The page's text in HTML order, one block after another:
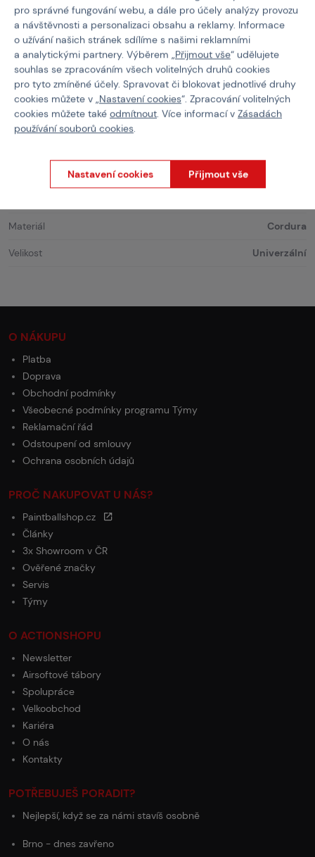
Chestrigy / Řemení Helikon-Tex
Nosný systém
Training Mini Rig (TMR)®
Vlastnosti
Kód produktu 103532
Materiál Cordura
Velikost Univerzální
O NÁKUPU
Platba
Doprava
Obchodní podmínky
Všeobecné podmínky programu Týmy
Reklamační řád
Odstoupení od smlouvy
Ochrana osobních údajů
PROČ NAKUPOVAT U NÁS?
Paintballshop.cz
Články
3x Showroom v ČR
Ověřené značky
Servis
Týmy
O ACTIONSHOPU
Newsletter
Airsoftové tábory
Spolupráce
Velkoobchod
Kariéra
O nás
Kontakty
POTŘEBUJEŠ PORADIT?
Nejlepší, když se za námi stavíš osobně
Brno - dnes zavřeno
pro správné fungování webu, a dále pro účely analýzy provozu
a návštěvnosti a personalizaci obsahu a reklamy. Informace
o užívání našich stránek sdílíme s našimi reklamními
a analytickými partnery. Výběrem „Přijmout vše“ udělujete
souhlas se zpracováním všech volitelných druhů cookies
pro tyto zmíněné účely. Spravovat či blokovat jednotlivé druhy
cookies můžete v „Nastavení cookies“. Zpracování volitelných
cookies můžete také odmítnout. Více informací v Zásadách
používání souborů cookies.
Nastavení cookies Přijmout vše